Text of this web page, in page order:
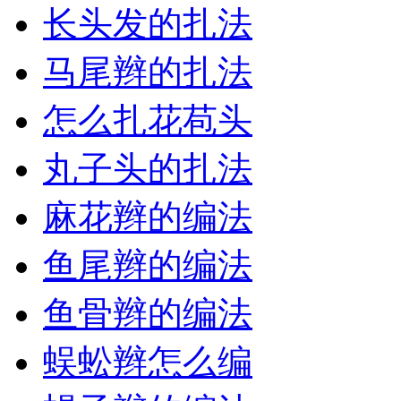
长头发的扎法
马尾辫的扎法
怎么扎花苞头
丸子头的扎法
麻花辫的编法
鱼尾辫的编法
鱼骨辫的编法
蜈蚣辫怎么编